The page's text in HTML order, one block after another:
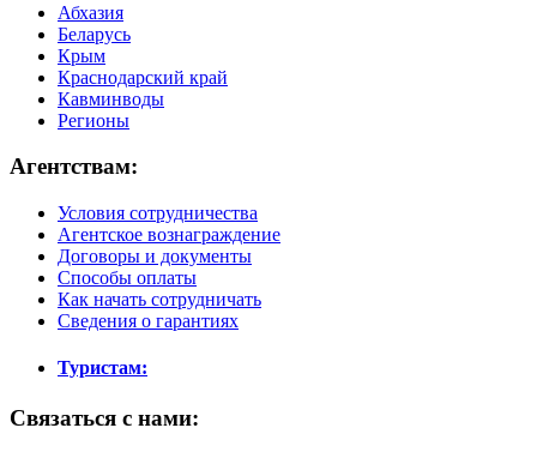
Абхазия
Беларусь
Крым
Краснодарский край
Кавминводы
Регионы
Агентствам:
Условия сотрудничества
Агентское вознаграждение
Договоры и документы
Способы оплаты
Как начать сотрудничать
Сведения о гарантиях
Туристам:
Связаться с нами: